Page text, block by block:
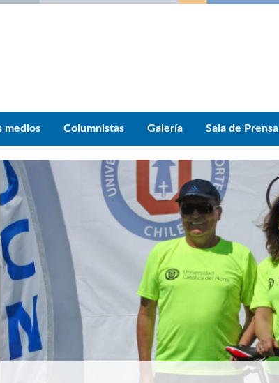
medios Columnistas Galería Sala de Prensa